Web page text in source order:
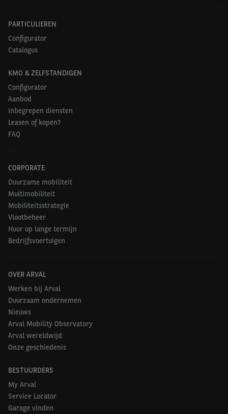
PARTICULIEREN
Configurator
Catalogus
KMO & ZELFSTANDIGEN
Configurator
Aanbod
Inbegrepen diensten
Leasen of kopen?
FAQ
CORPORATE
Duurzame mobiliteit
Multimobiliteit
Mobiliteitsstrategie
Vlootbeheer
Huur op lange termijn
Bedrijfsvoertuigen
OVER ARVAL
Werken bij Arval
Duurzaam ondernemen
Nieuws
Arval Mobility Observatory
Arval wereldwijd
Onze geschiedenis
BESTUURDERS
My Arval
Service Locator
Garage vinden